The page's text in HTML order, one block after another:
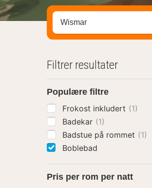
Søk hotell, region eller by
Filtrer resultater
Populære filtre
Frokost inkludert (1)
Badekar (1)
Badstue på rommet (1)
Boblebad
Pris per rom per natt